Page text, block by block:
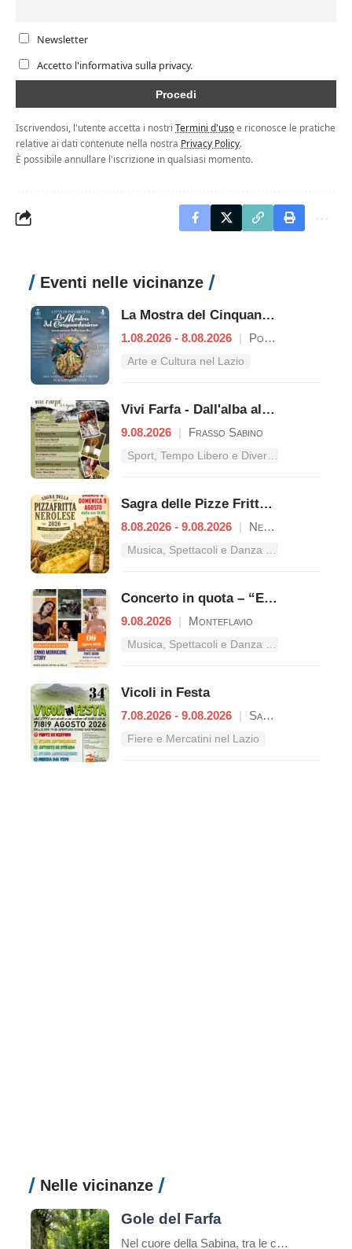
Newsletter
Accetto l'informativa sulla privacy.
Iscrivendosi, l'utente accetta i nostri Termini d'usoe riconosce le pratiche
relative ai dati contenute nella nostra Privacy Policy.
È possibile annullare l'iscrizione in qualsiasi momento.
Eventi nelle vicinanze
La Mostra del Cinquantesimo
1.08.2026 - 8.08.2026 | Poggio Mirteto
Arte e Cultura nel Lazio
Vivi Farfa - Dall'alba al tramonto
9.08.2026 | Frasso Sabino
Sport, Tempo Libero e Divertimento nel Lazio
Sagra delle Pizze Fritte Nerolesi
8.08.2026 - 9.08.2026 | Nerola
Musica, Spettacoli e Danza nel Lazio
Concerto in quota – “Ennio Morricone Story”
9.08.2026 | Monteflavio
Musica, Spettacoli e Danza nel Lazio
Vicoli in Festa
7.08.2026 - 9.08.2026 | Sant'Oreste
Fiere e Mercatini nel Lazio
Nelle vicinanze
Gole del Farfa
Nel cuore della Sabina, tra le colline verdi del Lazio, si nasconde un piccolo gioiello naturale: le Gole del Farfa. Questo angolo incontaminato, scavato nel tempo dall’omonimo fiume, rappresenta una delle mete più affascinanti per gli amanti della natura, del trekking e dell’avventura. Un Paesaggio Suggestivo Le Gole del Farfa si trovano all’interno della Riserva […]